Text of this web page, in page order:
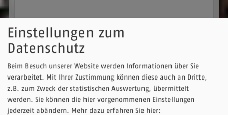
Gasthaus "Zum Himmelreich"
Riedenburg-Deising - Deising
Thanner Straße 1
Unser familiengeführtes Gasthaus liegt in ruhiger Lage, nähe
dem Radwanderweg und dem Altmühlwanderweg. In
unserem Biergarten mit überdachtem Freisitz können...
Einstellungen zum
Datenschutz
Beim Besuch unserer Website werden Informationen über Sie
verarbeitet. Mit Ihrer Zustimmung können diese auch an Dritte,
z.B. zum Zweck der statistischen Auswertung, übermittelt
werden. Sie können die hier vorgenommenen Einstellungen
jederzeit abändern. Mehr dazu erfahren Sie hier: